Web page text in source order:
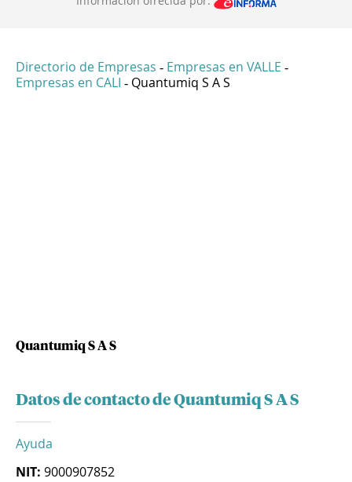
Directorio de Empresas - Empresas en VALLE -
Empresas en CALI - Quantumiq S A S
Quantumiq S A S
Datos de contacto de Quantumiq S A S
Ayuda
NIT: 9000907852